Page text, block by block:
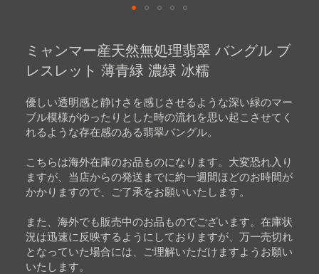
beginning
images
gallery
ミャンマー産天然無処理翡翠 バングル ブ
レスレット 薄青緑 濃緑 冰糯
優しい透明感と静けさを感じさせるような深い緑のマー
ブル模様がゆったりとした時の流れを思い起こさせてく
れるような存在感のある翡翠バングル。
こちらは海外在庫のお品ものになります。大変恐れ入り
ますが、当店からの発送までに約一週間ほどのお時間が
かかりますので、ご了承をお願いいたします。
また、海外でも販売中のお品ものでございます。在庫状
況は迅速に反映するようにしておりますが、万一売切れ
となっていた場合には、ご理解いただけますようお願い
いたします。